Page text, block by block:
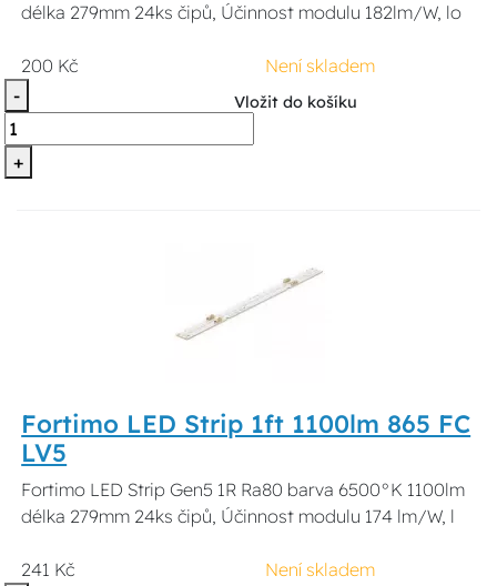
délka 279mm 24ks čipů, Účinnost modulu 182lm/W, lo
200 Kč
Není skladem
-
+
Vložit do košíku
Fortimo LED Strip 1ft 1100lm 865 FC
LV5
Fortimo LED Strip Gen5 1R Ra80 barva 6500°K 1100lm
délka 279mm 24ks čipů, Účinnost modulu 174 lm/W, l
241 Kč
Není skladem